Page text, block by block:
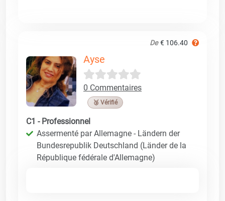
De € 106.40
Ayse
0 Commentaires
🥉 Vérifié
C1 - Professionnel
Assermenté par Allemagne - Ländern der
Bundesrepublik Deutschland (Länder de la
République fédérale d'Allemagne)